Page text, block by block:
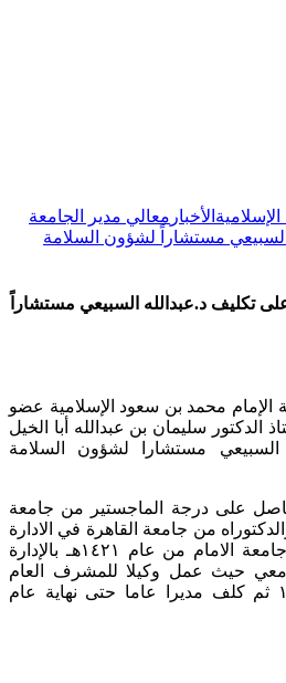
الأخبار معالي مدير الجامعة
مستشاراً لشؤون السلامة
تكليف د.عبدالله السبيعي مستشاراً
الإمام محمد بن سعود الإسلامية عضو
الدكتور سليمان بن عبدالله أبا الخيل
السبيعي مستشارا لشؤون السلامة
على درجة الماجستير من جامعة
من جامعة القاهرة في الادارة
العامة. والتحق بالعمل في جامعة الامام من عام ١٤٢١هـ بالإدارة
حيث عمل وكيلا للمشرف العام
على الادارة حتى عام ١٤٣١ ثم كلف مديرا عاما حتى نهاية عام